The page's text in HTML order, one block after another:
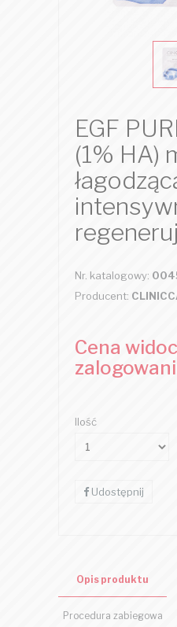
EGF
(1% HA)
Nr. katalogowy:
Producent:
Cena
Ilość
Udostępnij
Opis produktu
Procedura zabiegowa